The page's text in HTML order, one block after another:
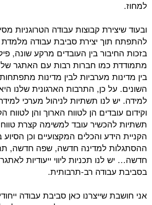
קבוצות עבודה הטרוגניות מסייעות לארגון
יצירת סביבת עבודה מלמדת ומפרה
בין העובדים מרקע שונה, פיליפס
חברות רבות עם האתגר של פערי ידע
מערביות לבין מדינות מתפתחות בשלבים
כן, התרבות הארגונית שלנו היא מוכוונת
תשתיות לניהול מערכי למידה, הכשרה
הן לטווח הארוך והן לטווח הקצר. יש לנו
עובד למשימה קצרת טווח, תוך
והכלים המקצועיים וכן הסיוע בתהליך
למדינה חדשה, שפה חדשה, תרבות
תכניות ליווי ייעודיות לאתגרים הכרוכים
רב-תרבותית.
כאן סביבת עבודה ייחודית,